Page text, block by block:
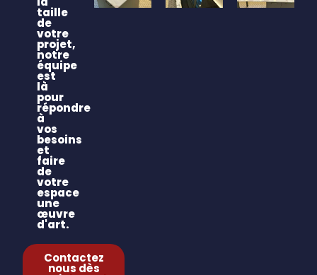
taille
de
votre
projet,
notre
équipe
est
là
pour
répondre
à
vos
besoins
et
faire
de
votre
espace
une
œuvre
d'art.
Contactez
nous dès